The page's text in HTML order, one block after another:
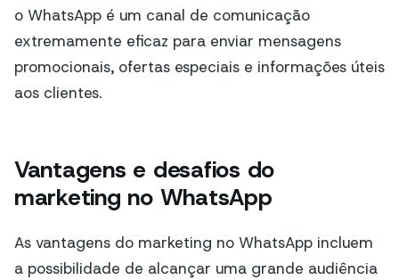
o WhatsApp é um canal de comunicação
extremamente eficaz para enviar mensagens
promocionais, ofertas especiais e informações úteis
aos clientes.
Vantagens e desafios do
marketing no WhatsApp
As vantagens do marketing no WhatsApp incluem
a possibilidade de alcançar uma grande audiência